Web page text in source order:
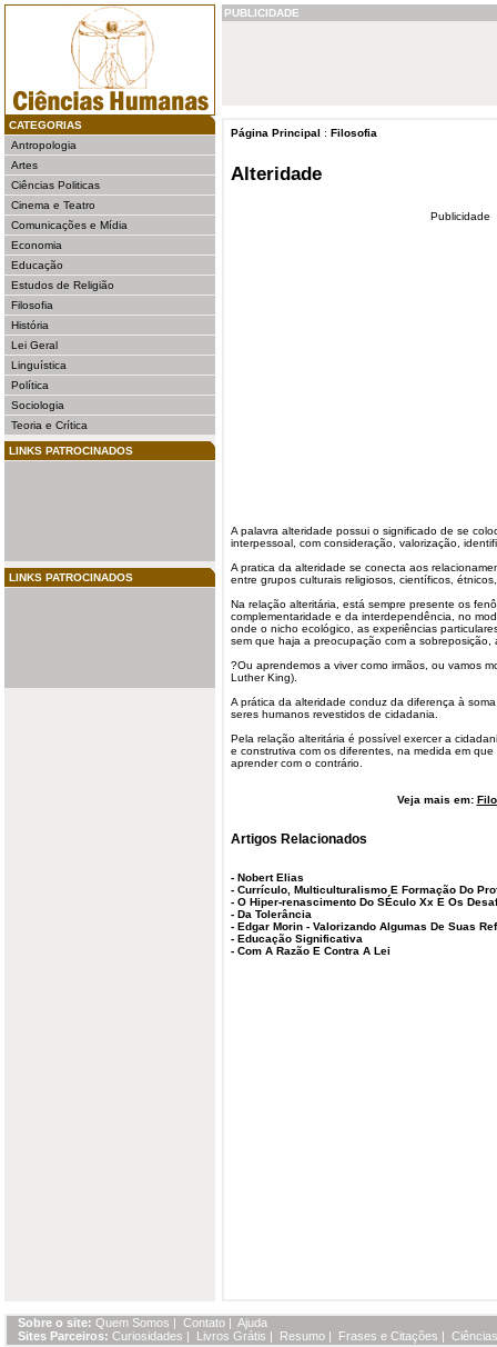
CATEGORIAS
Antropologia
Artes
Ciências Politicas
Cinema e Teatro
Comunicações e Mídia
Economia
Educação
Estudos de Religião
Filosofia
História
Lei Geral
Linguística
Política
Sociologia
Teoria e Crítica
LINKS PATROCINADOS
LINKS PATROCINADOS
PUBLICIDADE
Página Principal : Filosofia
Alteridade
Publicidade
A palavra alteridade possui o significado de se
interpessoal, com consideração, valorização,
A pratica da alteridade se conecta aos
entre grupos culturais religiosos, científicos,
Na relação alteritária, está sempre presente os
complementaridade e da interdependência, no
onde o nicho ecológico, as experiências
sem que haja a preocupação com a sobreposição,
?Ou aprendemos a viver como irmãos, ou vamos
Luther King).
A prática da alteridade conduz da diferença à
seres humanos revestidos de cidadania
Pela relação alteritária é possível exercer a
e construtiva com os diferentes, na medida em
aprender com o contrário.
Veja mais em:
Artigos Relacionados
- Nobert Elias
- Currículo, Multiculturalismo E Formação Do
- O Hiper-renascimento Do SÉculo Xx E Os
- Da Tolerância
- Edgar Morin - Valorizando Algumas De Suas
- Educação Significativa
- Com A Razão E Contra A Lei
Sobre o site: Quem Somos | Contato | Ajuda
Sites Parceiros: Curiosidades | Livros Grátis | Resumo | Frases e Citações |